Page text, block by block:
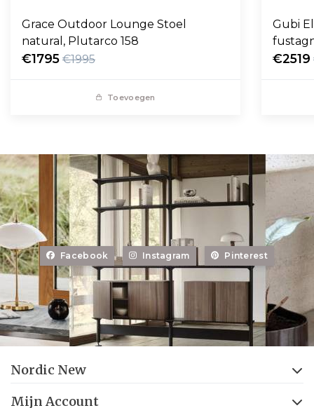
Grace Outdoor Lounge Stoel
natural, Plutarco 158
€1795 €1995
Toevoegen
Gubi
€2519
Facebook Instagram Pinterest
Nordic New
Mijn Account